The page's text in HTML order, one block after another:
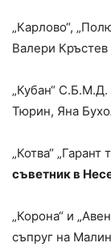
„Карлово“,
Валери Кръстев
„Кубан“
Тюрин, Яна
„Котва“
съветник в
„Корона“ и
съпруг на